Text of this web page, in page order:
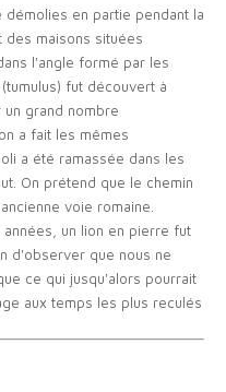
en partie pendant la
des maisons situées
l'angle formé par les
fut découvert à
grand nombre
a fait les mêmes
a été ramassée dans les
On prétend que le chemin
voie romaine.
un lion en pierre fut
d'observer que nous ne
ce qui jusqu'alors pourrait
aux temps les plus reculés